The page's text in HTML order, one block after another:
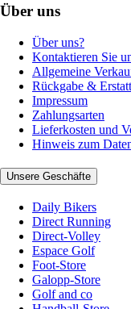
Über uns
Über uns?
Kontaktieren Sie
Allgemeine
Rückgabe &
Impressum
Zahlungsarten
Lieferkosten und
Hinweis zum
Unsere Geschäfte
Daily Bikers
Direct Running
Direct-Volley
Espace Golf
Foot-Store
Galopp-Store
Golf and co